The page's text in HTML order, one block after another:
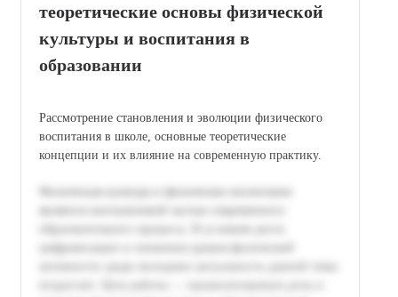
теоретические основы физической
культуры и воспитания в
образовании
Рассмотрение становления и эволюции физического
воспитания в школе, основные теоретические
концепции и их влияние на современную практику.